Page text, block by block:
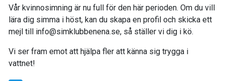
Vår kvinnosimning är nu full för den här perioden. Om du vill
lära dig simma i höst, kan du skapa en profil och skicka ett
mejl till info@simklubbenena.se, så ställer vi dig i kö.
Vi ser fram emot att hjälpa fler att känna sig trygga i
vattnet!